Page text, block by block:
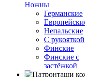
Ножны
Германские
Непальские
С рукояткой
Финские
Финские с
застёжкой